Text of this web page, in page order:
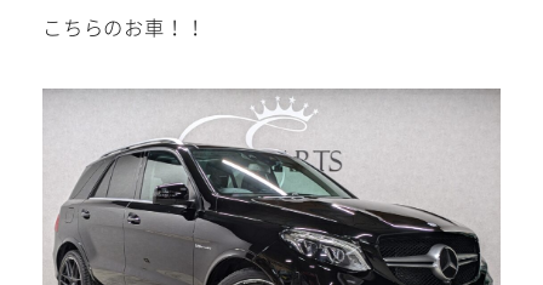
こちらのお車！！